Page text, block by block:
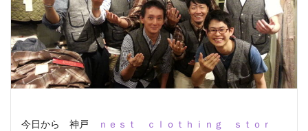
今日から 神戸
ｎｅｓｔ ｃｌｏｔｈｉｎｇ ｓｔｏｒ